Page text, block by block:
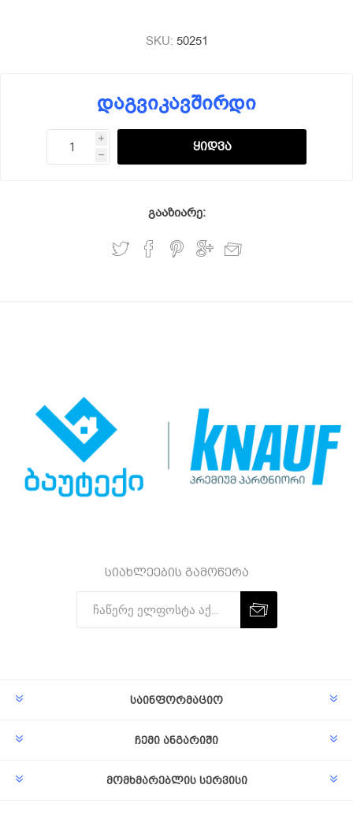
SKU: 50251
დაგვიკავშირდი
i
h
გააზიარე:
სიახლეების გამოწერა
საინფორმაციო
ჩემი ანგარიში
მომხმარებლის სერვისი